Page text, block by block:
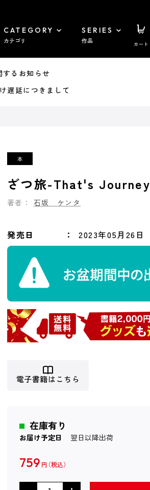
CATEGORY
カテゴリ
SERIES
作品 カート
るお知らせ
遅延につきまして
ざつ旅-That's
著者： 石坂 ケンタ
発売日 2023年05月26日
電子書籍はこちら
在庫有り
お届け予定日 翌日以降出荷
759 円